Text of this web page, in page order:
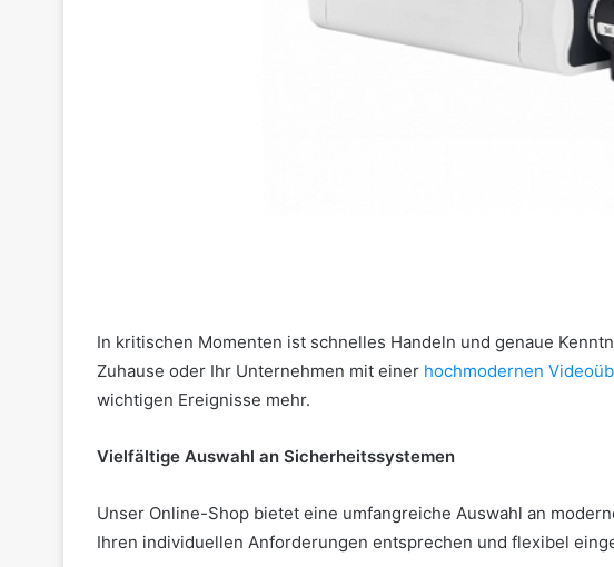
In kritischen Momenten ist schnelles Handeln und genaue
Zuhause oder Ihr Unternehmen mit einer hochmodernen
wichtigen Ereignisse mehr.
Vielfältige Auswahl an Sicherheitssystemen
Unser Online-Shop bietet eine umfangreiche Auswahl an
Ihren individuellen Anforderungen entsprechen und flexibel